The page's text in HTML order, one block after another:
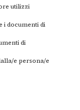
utilizzi
i documenti di
di
e persona/e